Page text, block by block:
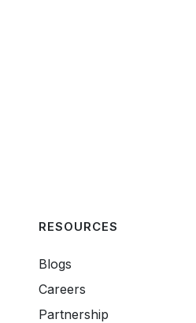
RESOURCES
Blogs
Careers
Partnership